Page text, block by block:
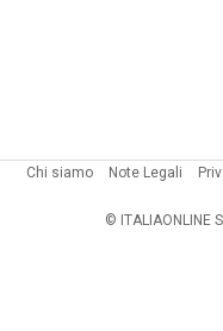
Chi siamo Note Legali
© ITALIAONLINE